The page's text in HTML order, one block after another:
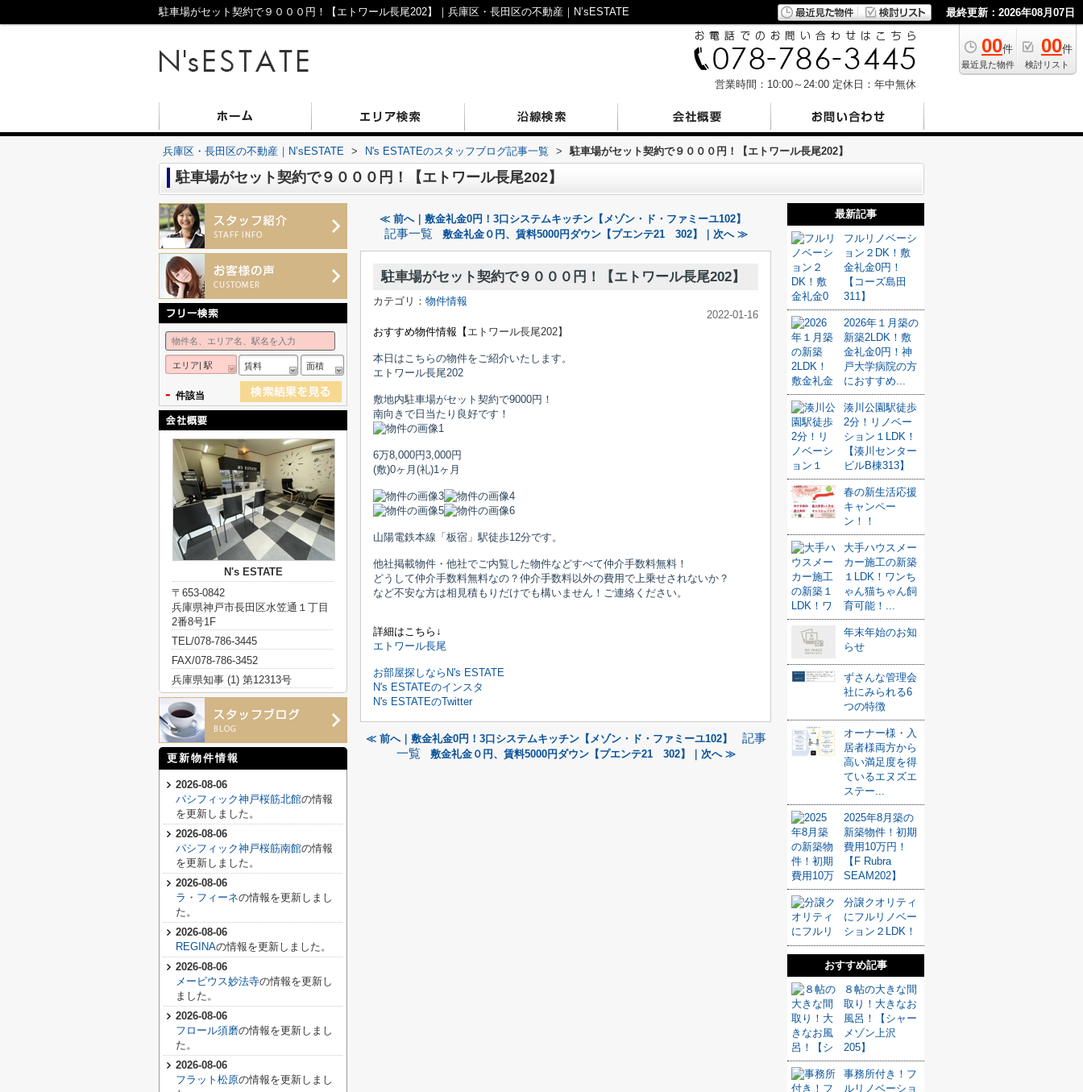
駐車場がセット契約で９０００円！【エトワール長尾202】｜兵庫区・長田区の不動産｜N’sESTATE 最終更新：2026年08月07日
00件
最近見た物件
00件
検討リスト
営業時間：10:00～24:00 定休日：年中無休
兵庫区・長田区の不動産｜N’sESTATE > N's ESTATEのスタッフブログ記事一覧 > 駐車場がセット契約で９０００円！【エトワール長尾202】
駐車場がセット契約で９０００円！【エトワール長尾202】
≪ 前へ｜敷金礼金0円！3口システムキッチン【メゾン・ド・ファミーユ102】
記事一覧 敷金礼金０円、賃料5000円ダウン【プエンテ21 302】｜次へ ≫
駐車場がセット契約で９０００円！【エトワール長尾202】
カテゴリ： 物件情報
2022-01-16
おすすめ物件情報【 エトワール長尾202】
本日はこちらの物件をご紹介いたします。
エトワール長尾202
敷地内駐車場がセット契約で9000円！
南向きで日当たり良好です！
6万8,000円3,000円
(敷)0ヶ月 (礼)1ヶ月
山陽電鉄本線「板宿」駅徒歩12分です。
他社掲載物件・他社でご内覧した物件などすべて仲介手数料無料！
どうして仲介手数料無料なの？仲介手数料以外の費用で上乗せされないか？
など不安な方は相見積もりだけでも構いません！ご連絡ください。
詳細はこちら↓
エトワール長尾
お部屋探しならN's ESTATE
N's ESTATEのインスタ
N's ESTATEのTwitter
≪ 前へ｜敷金礼金0円！3口システムキッチン【メゾン・ド・ファミーユ102】
記事
一覧
敷金礼金０円、賃料5000円ダウン【プエンテ21 302】｜次へ ≫
最新記事
フルリノベーシ
ョン２DK！敷
金礼金0円！
【コーズ島田
311】
2026年１月築の
新築2LDK！敷
金礼金0円！神
戸大学病院の方
におすすめ...
湊川公園駅徒歩
2分！リノベー
ション１LDK！
【湊川センター
ビルB棟313】
春の新生活応援
キャンペー
ン！！
大手ハウスメー
カー施工の新築
１LDK！ワンち
ゃん猫ちゃん飼
育可能！...
年末年始のお知
らせ
ずさんな管理会
社にみられる6
つの特徴
オーナー様・入
居者様両方から
高い満足度を得
ているエヌズエ
ステー...
2025年8月築の
新築物件！初期
費用10万円！
【F Rubra
SEAM202】
分譲クオリティ
にフルリノベー
ション２LDK！
おすすめ記事
８帖の大きな間
取り！大きなお
風呂！【シャー
メゾン上沢
205】
事務所付き！フ
ルリノベーショ
エリア| 駅 賃料 面積
- 件該当
N's ESTATE
〒653-0842
兵庫県神戸市長田区水笠通１丁目
2番8号1F
TEL/078-786-3445
FAX/078-786-3452
兵庫県知事 (1) 第12313号
更新物件情報
2026-08-06
パシフィック神戸桜筋北館の情報
を更新しました。
2026-08-06
パシフィック神戸桜筋南館の情報
を更新しました。
2026-08-06
ラ・フィーネの情報を更新しまし
た。
2026-08-06
REGINAの情報を更新しました。
2026-08-06
メービウス妙法寺の情報を更新し
ました。
2026-08-06
フロール須磨の情報を更新しまし
た。
2026-08-06
フラット松原の情報を更新しまし